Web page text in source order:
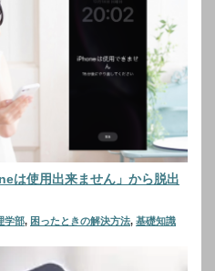
は使用出来ません」から脱出
学部, 困ったときの解決方法, 基礎知識